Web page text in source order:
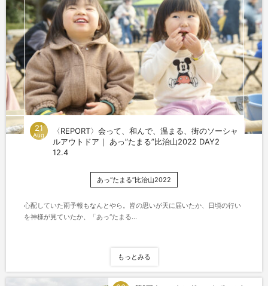
21
Aug
〈REPORT〉会って、和んで、温まる、街のソーシャ
ルアウトドア｜ あっ”たまる”比治山2022 DAY2
12.4
あっ“たまる”比治山2022
心配していた雨予報もなんとやら。皆の思いが天に届いたか、日頃の行い
を神様が見ていたか、「あっ“たまる...
もっとみる